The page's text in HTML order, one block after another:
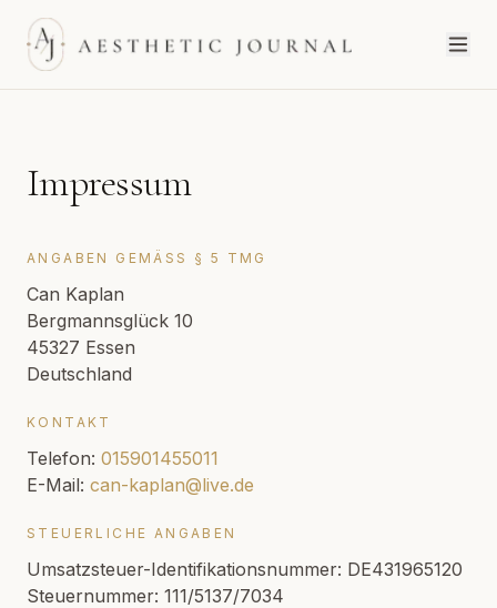
Impressum
ANGABEN GEMÄSS § 5 TMG
Can Kaplan
Bergmannsglück 10
45327 Essen
Deutschland
KONTAKT
Telefon: 015901455011
E-Mail: can-kaplan@live.de
STEUERLICHE ANGABEN
Umsatzsteuer-Identifikationsnummer: DE431965120
Steuernummer: 111/5137/7034